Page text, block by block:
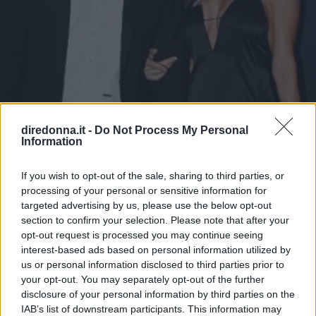
diredonna.it - Do Not Process My Personal
Information
If you wish to opt-out of the sale, sharing to third parties, or
processing of your personal or sensitive information for
targeted advertising by us, please use the below opt-out
section to confirm your selection. Please note that after your
opt-out request is processed you may continue seeing
interest-based ads based on personal information utilized by
us or personal information disclosed to third parties prior to
your opt-out. You may separately opt-out of the further
disclosure of your personal information by third parties on the
IAB’s list of downstream participants. This information may
GOSSIP ITALIANO
Francesco Totti e Noemi
Bocchi, primo red carpet di
coppia
Francesco Totti e Noemi Bocchi sono volati a Dubai per il
Globe Soccer Awards. I due non si nascondono più e